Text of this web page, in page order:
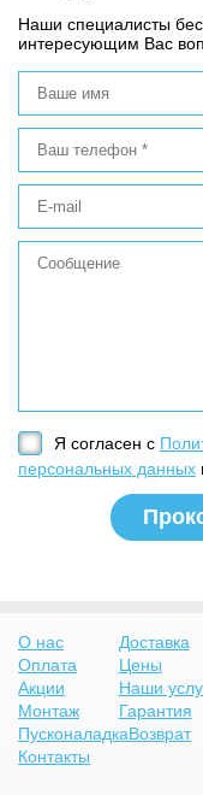
Наши специалисты
интересующим Вас
Я согласен с
персональных данных
О нас
Доставка
Оплата
Цены
Акции
Наши
Монтаж
Гарантия
ПусконаладкаВозврат
Контакты